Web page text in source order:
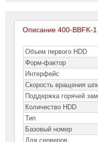
Описание 400-BBFK-1
Объем первого HDD
Форм-фактор
Интерфейс
Скорость вращения
Поддержка горячей
Количество HDD
Тип
Базовый номер
Для серверов